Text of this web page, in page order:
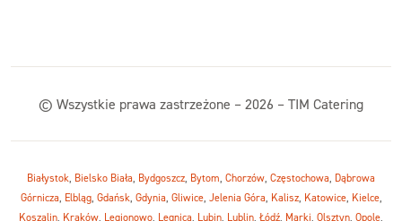
© Wszystkie prawa zastrzeżone – 2026 – TIM Catering
Białystok, Bielsko Biała, Bydgoszcz, Bytom, Chorzów, Częstochowa, Dąbrowa
Górnicza, Elbląg, Gdańsk, Gdynia, Gliwice, Jelenia Góra, Kalisz, Katowice, Kielce,
Koszalin, Kraków, Legionowo, Legnica, Lubin, Lublin, Łódź, Marki, Olsztyn, Opole,